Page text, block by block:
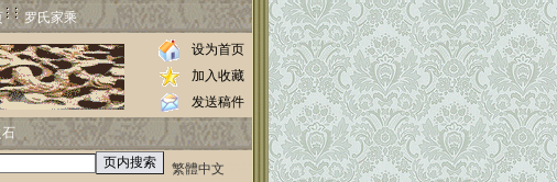
罗氏家乘
设为首页
加入收藏
发送稿件
繁體中文